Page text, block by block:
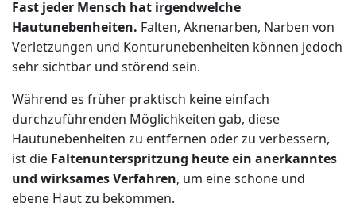
Fast jeder Mensch hat irgendwelche
Hautunebenheiten. Falten, Aknenarben, Narben von
Verletzungen und Konturunebenheiten können jedoch
sehr sichtbar und störend sein.
Während es früher praktisch keine einfach
durchzuführenden Möglichkeiten gab, diese
Hautunebenheiten zu entfernen oder zu verbessern,
ist die Faltenunterspritzung heute ein anerkanntes
und wirksames Verfahren, um eine schöne und
ebene Haut zu bekommen.